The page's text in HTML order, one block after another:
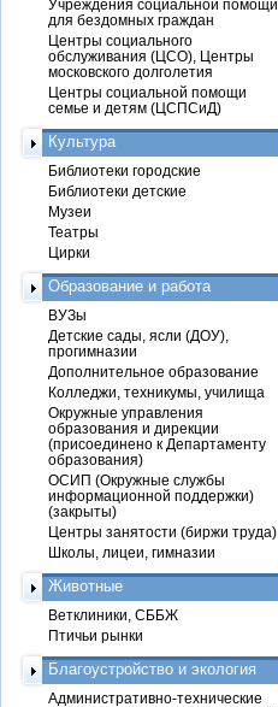
Учреждения социальной помощи
для бездомных граждан
Центры социального
обслуживания (ЦСО), Центры
московского долголетия
Центры социальной помощи
семье и детям (ЦСПСиД)
Культура
Библиотеки городские
Библиотеки детские
Музеи
Театры
Цирки
Образование и работа
ВУЗы
Детские сады, ясли (ДОУ),
прогимназии
Дополнительное образование
Колледжи, техникумы, училища
Окружные управления
образования и дирекции
(присоединено к Департаменту
образования)
ОСИП (Окружные службы
информационной поддержки)
(закрыты)
Центры занятости (биржи труда)
Школы, лицеи, гимназии
Животные
Ветклиники, СББЖ
Птичьи рынки
Благоустройство и экология
Административно-технические